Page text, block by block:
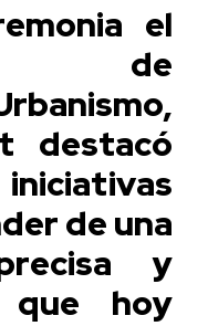
el
de
destacó
de una
y
hoy